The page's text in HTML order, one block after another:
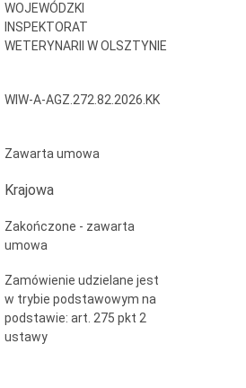
WOJEWÓDZKI
INSPEKTORAT
WETERYNARII W OLSZTYNIE
WIW-A-AGZ.272.82.2026.KK
Zawarta umowa
Krajowa
Zakończone - zawarta
umowa
Zamówienie udzielane jest
w trybie podstawowym na
podstawie: art. 275 pkt 2
ustawy